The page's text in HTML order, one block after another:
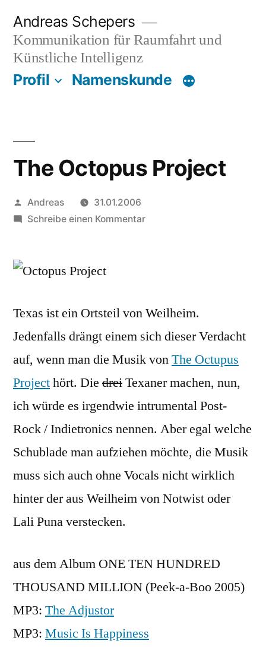
Inhalt
springen
Andreas Schepers
Kommunikation für Raumfahrt und
Künstliche Intelligenz
Profil Namenskunde
The Octopus Project
Veröffentlicht
von
Andreas
31.01.2006
Schreibe einen Kommentarzu
Texas ist ein Ortsteil von Weilheim.
Jedenfalls drängt einem sich dieser Verdacht
auf, wenn man die Musik vonThe Octupus
Projecthört. Die dreiTexaner machen, nun,
ich würde es irgendwie intrumental Post-
Rock / Indietronics nennen. Aber egal welche
Schublade man aufziehen möchte, die Musik
muss sich auch ohne Vocals nicht wirklich
hinter der aus Weilheim von Notwist oder
Lali Puna verstecken.
aus dem Album ONE TEN HUNDRED
THOUSAND MILLION (Peek-a-Boo 2005)
MP3: The Adjustor
MP3: Music Is Happiness